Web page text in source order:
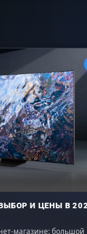
И ЦЕНЫ В
магазине: большой